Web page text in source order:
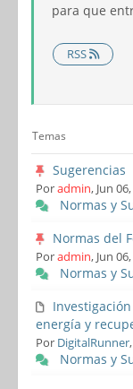
para que
RSS
Temas
Sugerencias
Poradmin, Jun
Normas y
Normas del
Poradmin, Jun
Normas y
energía y
Por DigitalRunner
Normas y